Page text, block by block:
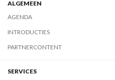
ALGEMEEN
AGENDA
INTRODUCTIES
PARTNERCONTENT
SERVICES